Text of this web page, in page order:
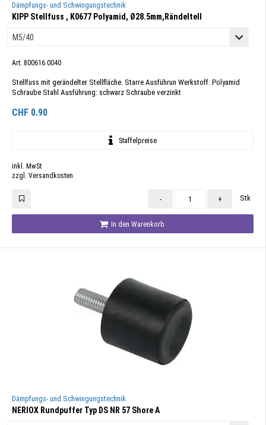
Dämpfungs- und Schwingungstechnik
KIPP Stellfuss , K0677 Polyamid, Ø28.5mm,Rändeltell
Art. 800616.0040
Stellfuss mit gerändelter Stellfläche. Starre Ausführun Werkstoff: Polyamid
Schraube Stahl Ausführung: schwarz Schraube verzinkt
CHF 0.90
Staffelpreise
inkl. MwSt
zzgl. Versandkosten
- + Stk
In den Warenkorb
Dämpfungs- und Schwingungstechnik
NERIOX Rundpuffer Typ DS NR 57 Shore A